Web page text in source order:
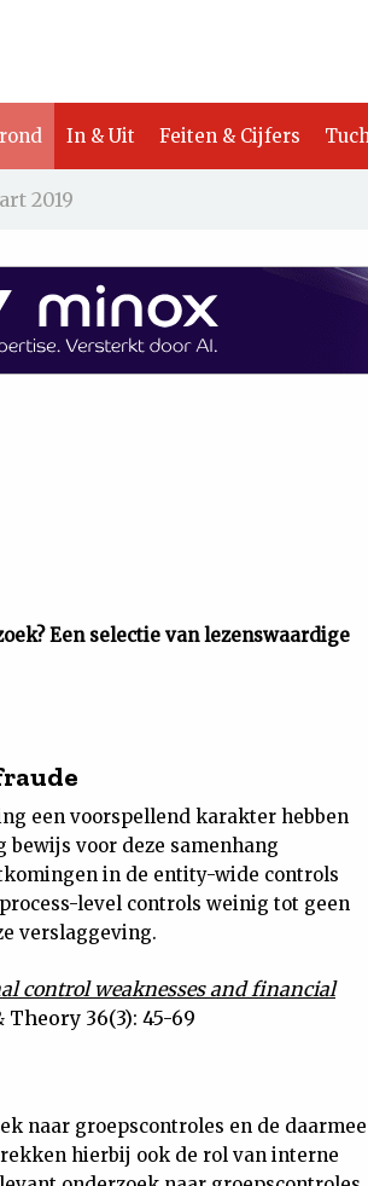
In & Uit Feiten & Cijfers
2019
Een selectie van lezenswaardige
een voorspellend karakter hebben
voor deze samenhang
in de entity-wide controls
level controls weinig tot geen
verslaggeving.
control weaknesses and financial
36(3): 45-69
naar groepscontroles en de daarmee
hierbij ook de rol van interne